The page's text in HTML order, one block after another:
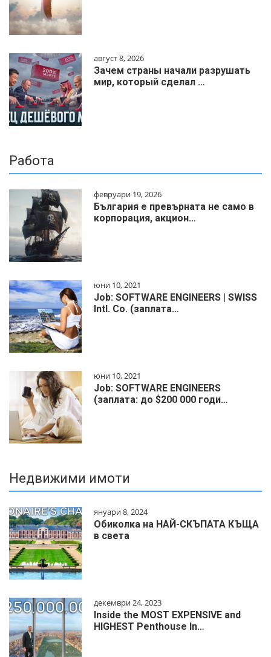
август 8, 2026
Зачем страны начали разрушать
мир, который сделал …
Работа
февруари 19, 2026
България е превърната не само в
корпорация, акцион…
юни 10, 2021
Job: SOFTWARE ENGINEERS | SWISS
Intl. Co. (заплата…
юни 10, 2021
Job: SOFTWARE ENGINEERS
(заплата: до $200 000 годи…
Недвижими имоти
януари 8, 2024
Обиколка на НАЙ-СКЪПАТА КЪЩА
в света
декември 24, 2023
Inside the MOST EXPENSIVE and
HIGHEST Penthouse In…